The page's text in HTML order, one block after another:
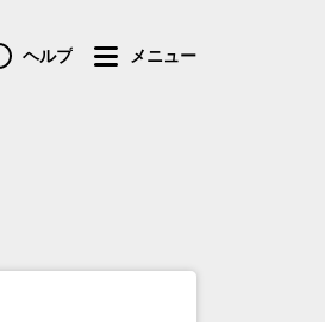
ヘルプ メニュー